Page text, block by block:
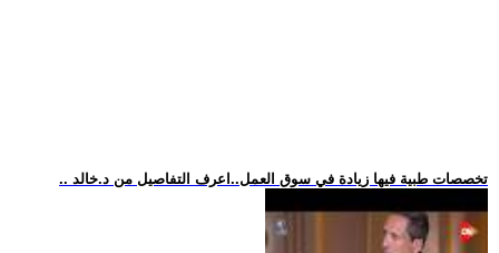
.. تخصصات طبية فيها زيادة في سوق العمل..اعرف التفاصيل من د.خالد